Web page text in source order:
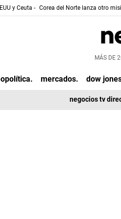
y Ceuta - Corea del Norte lanza otro
MÁS DE
mercados. dow
negocios tv